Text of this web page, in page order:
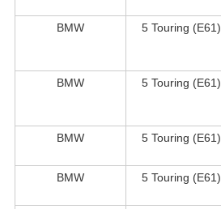
BMW
5 Touring (E61)
BMW
5 Touring (E61)
BMW
5 Touring (E61)
BMW
5 Touring (E61)